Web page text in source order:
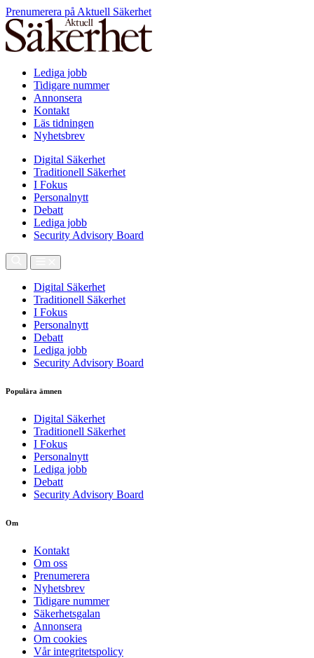
Prenumerera på Aktuell Säkerhet
Lediga jobb
Tidigare nummer
Annonsera
Kontakt
Läs tidningen
Nyhetsbrev
Digital Säkerhet
Traditionell Säkerhet
I Fokus
Personalnytt
Debatt
Lediga jobb
Security Advisory Board
Digital Säkerhet
Traditionell Säkerhet
I Fokus
Personalnytt
Debatt
Lediga jobb
Security Advisory Board
Populära ämnen
Digital Säkerhet
Traditionell Säkerhet
I Fokus
Personalnytt
Lediga jobb
Debatt
Security Advisory Board
Om
Kontakt
Om oss
Prenumerera
Nyhetsbrev
Tidigare nummer
Säkerhetsgalan
Annonsera
Om cookies
Vår integritetspolicy